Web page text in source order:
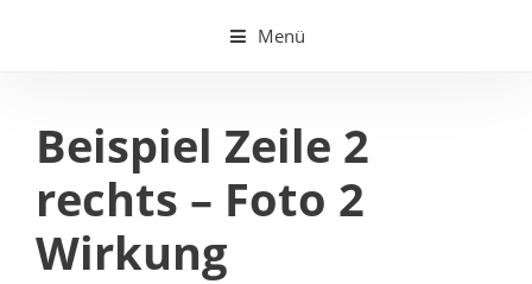
Menü
Beispiel Zeile 2
rechts – Foto 2
Wirkung